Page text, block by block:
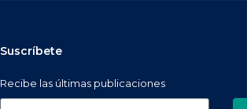
Suscríbete
Recibe las últimas publicaciones